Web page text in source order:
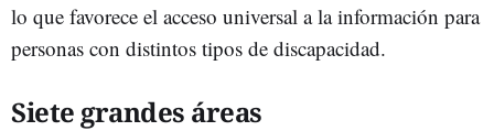
lo que favorece el acceso universal a la información para
personas con distintos tipos de discapacidad.
Siete grandes áreas